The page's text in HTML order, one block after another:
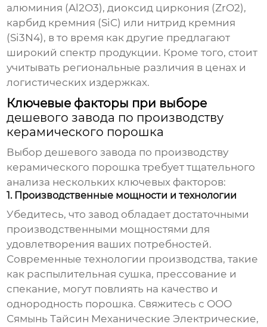
алюминия (Al2O3), диоксид циркония (ZrO2),
карбид кремния (SiC) или нитрид кремния
(Si3N4), в то время как другие предлагают
широкий спектр продукции. Кроме того, стоит
учитывать региональные различия в ценах и
логистических издержках.
Ключевые факторы при выборе
дешевого завода по производству
керамического порошка
Выбордешевого завода по производству
керамического порошка требует тщательного
анализа нескольких ключевых факторов:
1. Производственные мощности и технологии
Убедитесь, что завод обладает достаточными
производственными мощностями для
удовлетворения ваших потребностей.
Современные технологии производства, такие
как распылительная сушка, прессование и
спекание, могут повлиять на качество и
однородность порошка. Свяжитесь с ООО
Сямынь Тайсин Механические Электрические,